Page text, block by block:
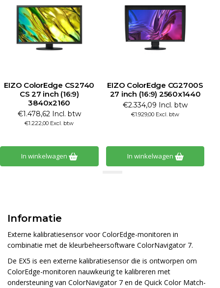
EIZO ColorEdge CS2740
CS 27 inch (16:9)
3840x2160
€1.478,62 Incl. btw
€1.222,00 Excl. btw
In winkelwagen
EIZO ColorEdge CG2700S
27 inch (16:9) 2560x1440
€2.334,09 Incl. btw
€1.929,00 Excl. btw
In winkelwagen
Informatie
Externe kalibratiesensor voor ColorEdge-monitoren in
combinatie met de kleurbeheersoftware ColorNavigator 7.
De EX5 is een externe kalibratiesensor die is ontworpen om
ColorEdge-monitoren nauwkeurig te kalibreren met
ondersteuning van ColorNavigator 7 en de Quick Color Match-